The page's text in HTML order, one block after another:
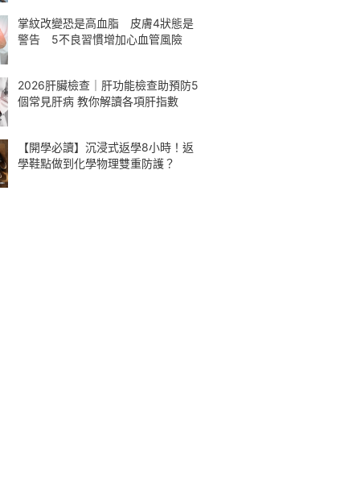
掌紋改變恐是高血脂 皮膚4狀態是
警告 5不良習慣增加心血管風險
2026肝臟檢查｜肝功能檢查助預防5
個常見肝病 教你解讀各項肝指數
【開學必讀】沉浸式返學8小時！返
學鞋點做到化學物理雙重防護？